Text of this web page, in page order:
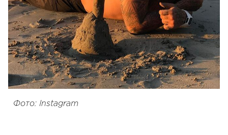
Фото: Instagram